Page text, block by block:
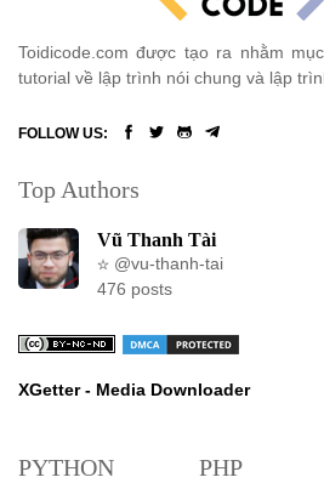
Toidicode.com được tạo ra nhằm
tutorial về lập trình nói chung và lập
FOLLOW US:
Top Authors
Vũ Thanh Tài
@vu-thanh-tai
476 posts
XGetter - Media Downloader
PYTHON PHP